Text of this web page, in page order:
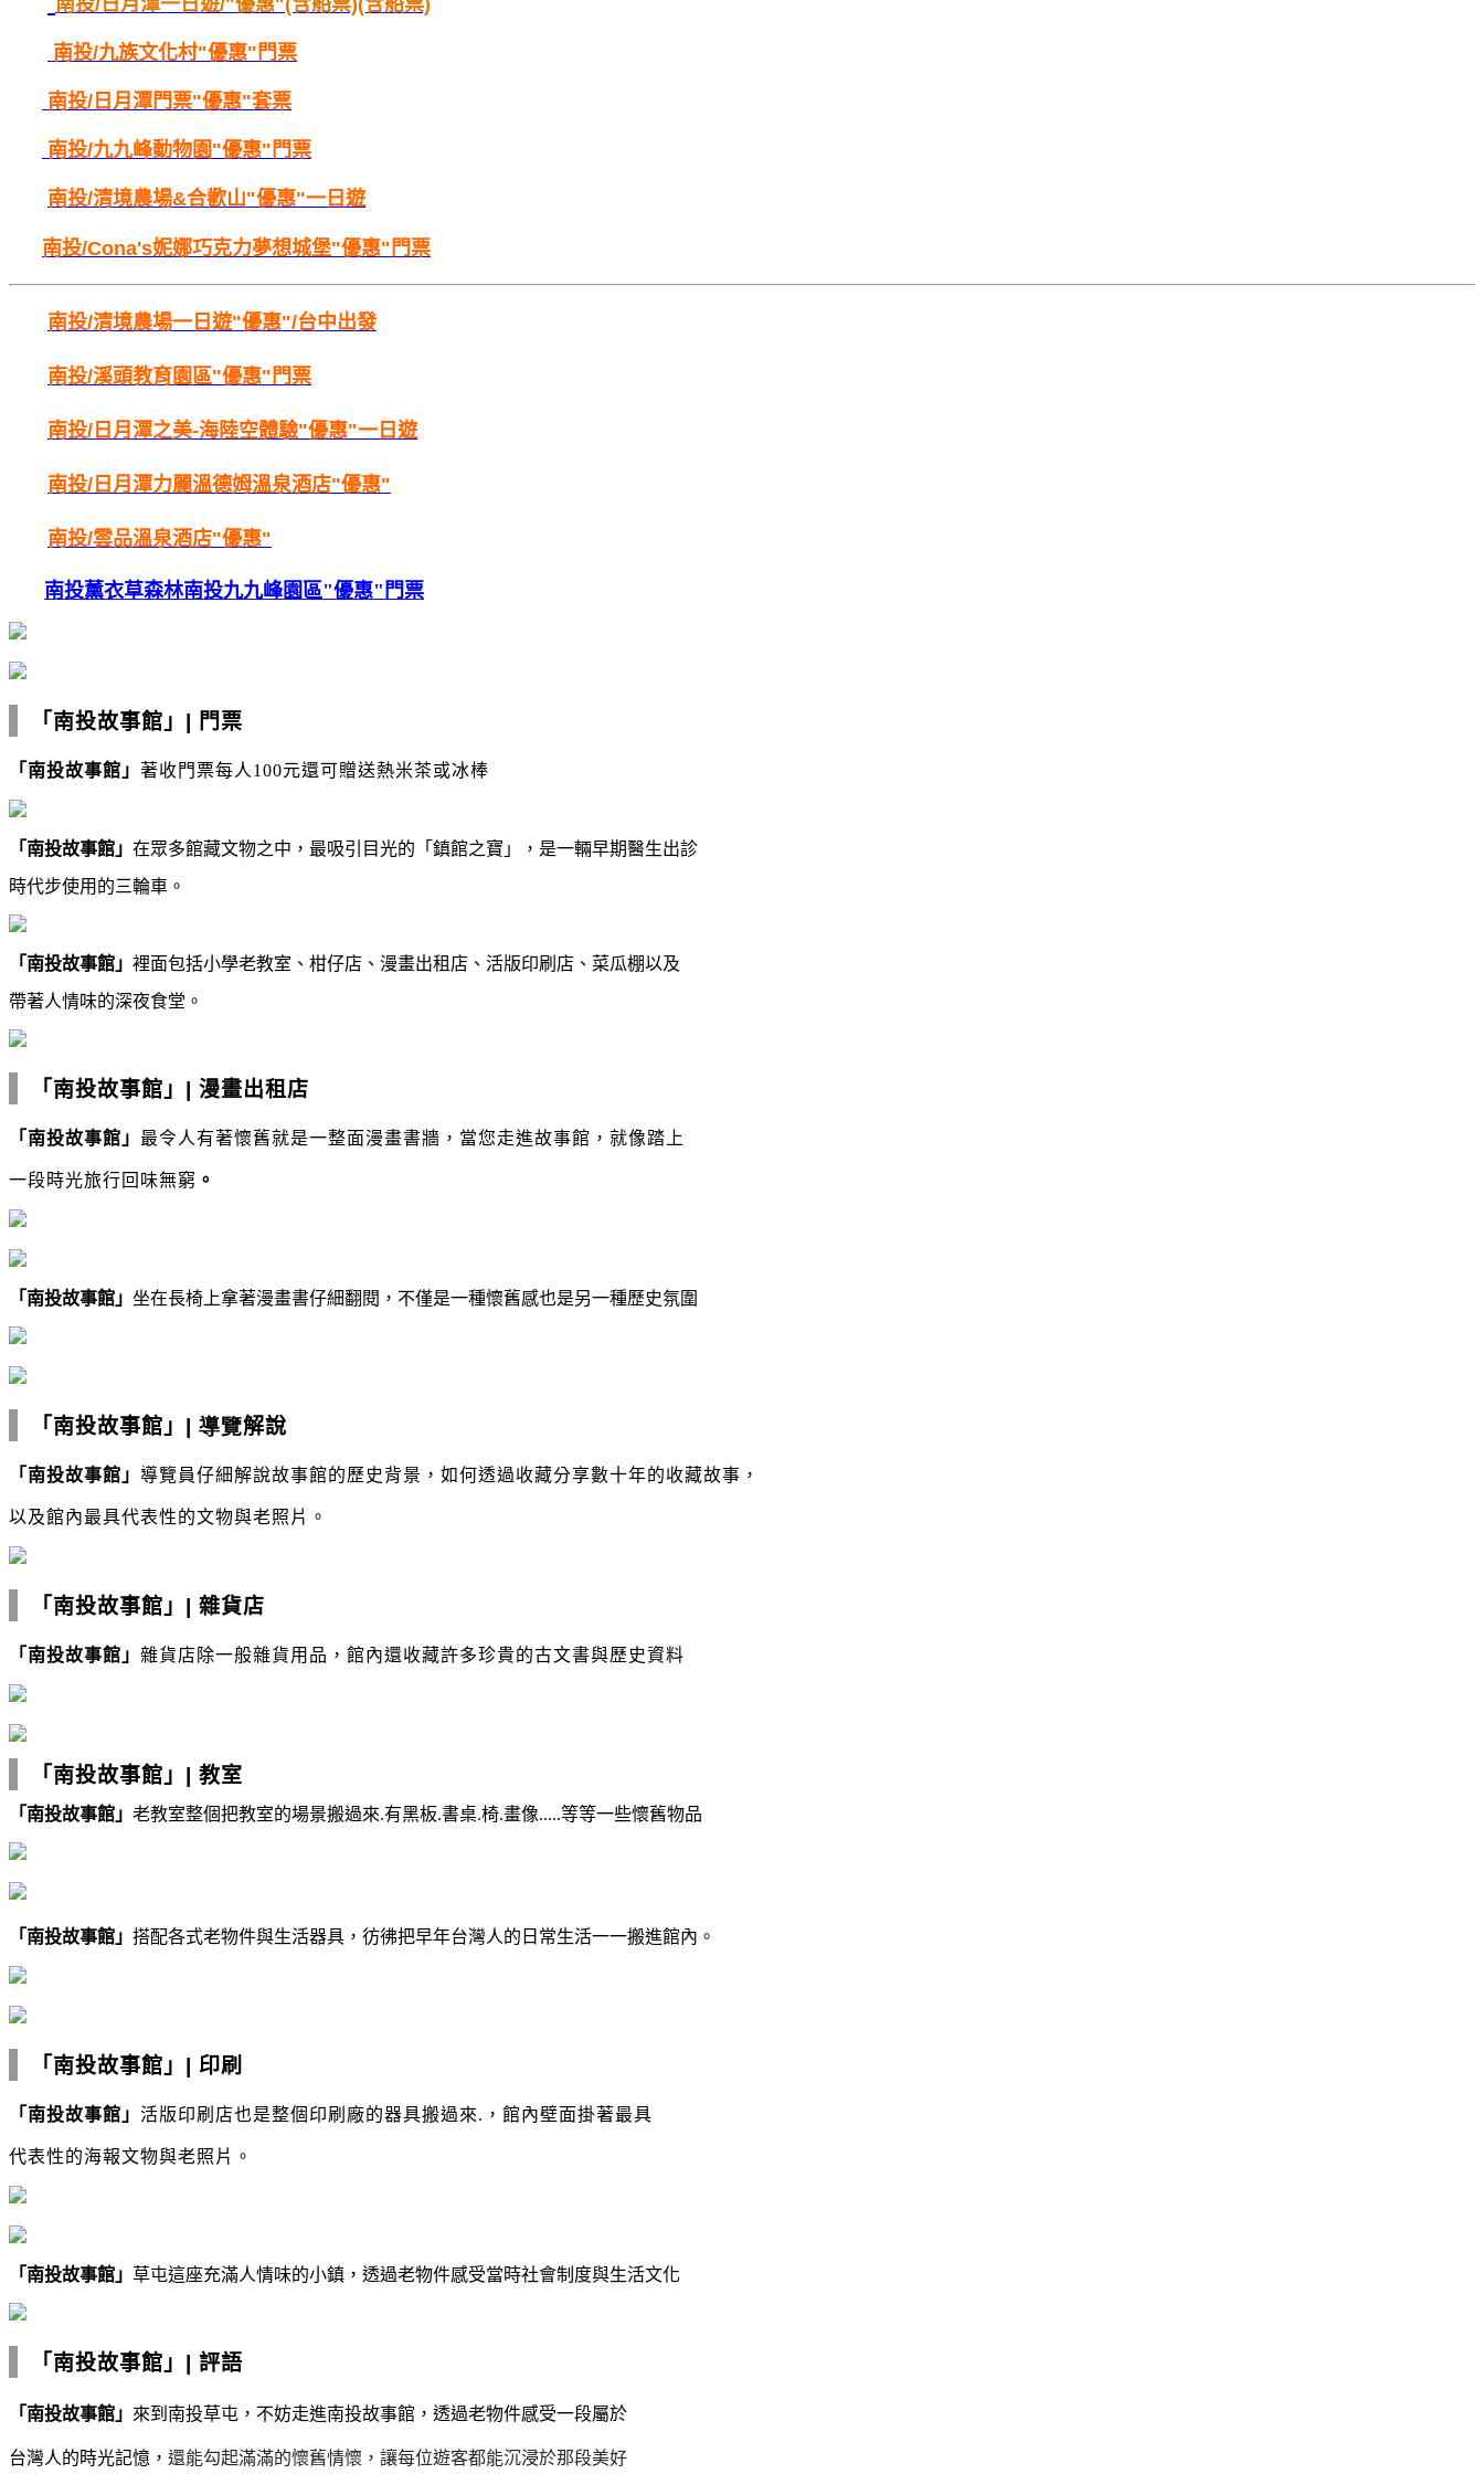
南投/九族文化村"優惠"門票
南投/ 日月潭門票"優惠"套票
南投/九九峰動物園"優惠"門票
南投/清境農場&合歡山"優惠"一日遊
南投/Cona's妮娜巧克力夢想城堡"優惠"門票
南投/清境農場一日遊"優惠"/台中出發
南投/溪頭教育園區"優惠"門票
南投/ 日月潭之美-海陸空體驗"優惠"一日遊
南投/ 日月潭力麗溫德姆溫泉酒店"優惠"
南投/雲品溫泉酒店"優惠"
南投薰衣草森林南投九九峰園區"優惠"門票
「南投故事館」 | 門票
「南投故事館」 著收門票每人100元還可贈送熱米茶或冰棒
「南投故事館」 在眾多館藏文物之中，最吸引目光的「鎮館之寶」，是一輛早期醫生出診
時代步使用的三輪車。
「南投故事館」 裡面包括小學老教室、柑仔店、漫畫出租店、活版印刷店、菜瓜棚以及
帶著人情味的深夜食堂。
「南投故事館」 | 漫畫出租店
「南投故事館」 最令人有著懷舊就是一整面漫畫書牆，當您走進故事館，就像踏上
一段時光旅行回味無窮 。
「南投故事館」 坐在長椅上拿著漫畫書仔細翻閱，不僅是一種懷舊感也是另一種歷史氛圍
「南投故事館」 | 導覽解說
「南投故事館」 導覽員仔細解說故事館的歷史背景 ， 如何透過收藏分享數十年的收藏故事，
以及館內最具代表性的文物與老照片。
「南投故事館」 | 雜貨店
「南投故事館」 雜貨店除一般雜貨用品 ， 館內還收藏許多珍貴的古文書與歷史資料
「南投故事館」 | 教室
「南投故事館」 老教室整個把教室的場景搬過來.有黑板.書桌.椅.畫像.....等等一些懷舊物品
「南投故事館」 搭配各式老物件與生活器具，彷彿把早年台灣人的日常生活一一搬進館內。
「南投故事館」 | 印刷
「南投故事館」 活版印刷店也是整個印刷廠的器具搬過來. ， 館內壁面掛著最具
代表性的海報文物與老照片。
「南投故事館」 草屯這座充滿人情味的小鎮， 透過老物件感受當時社會制度與生活文化
「南投故事館」 | 評語
「南投故事館」 來到南投草屯，不妨走進南投故事館，透過老物件感受一段屬於
台灣人的時光記憶， 還能勾起滿滿的懷舊情懷， 讓每位遊客都能沉浸於那段美好